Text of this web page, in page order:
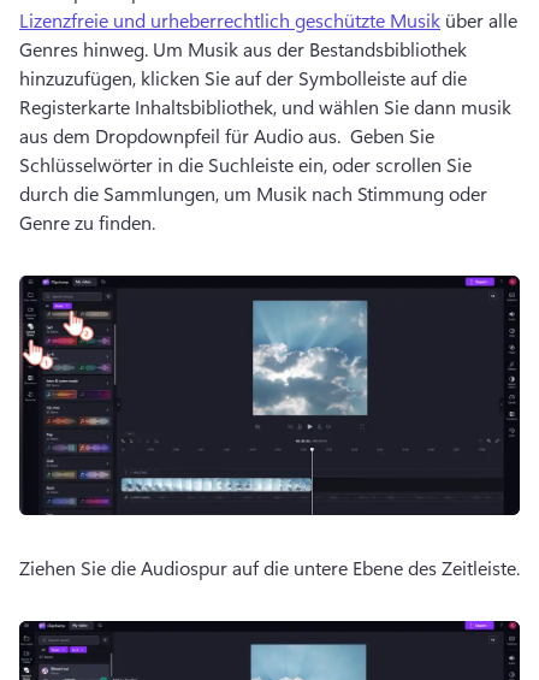
Lizenzfreie und urheberrechtlich geschützte Musik über alle
Genres hinweg. Um Musik aus der Bestandsbibliothek
hinzuzufügen, klicken Sie auf der Symbolleiste auf die
Registerkarte Inhaltsbibliothek, und wählen Sie dann musik
aus dem Dropdownpfeil für Audio aus. Geben Sie
Schlüsselwörter in die Suchleiste ein, oder scrollen Sie
durch die Sammlungen, um Musik nach Stimmung oder
Genre zu finden.